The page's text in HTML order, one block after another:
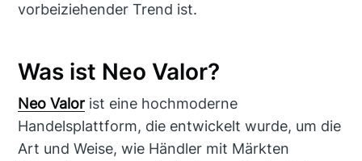
vorbeiziehender Trend ist.
Was ist Neo Valor?
Neo Valor ist eine hochmoderne
Handelsplattform, die entwickelt wurde, um die
Art und Weise, wie Händler mit Märkten